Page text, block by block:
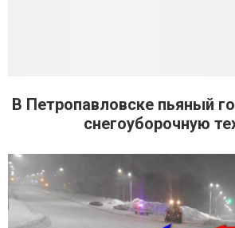
В Петропавловске пьяный
снегоуборочную